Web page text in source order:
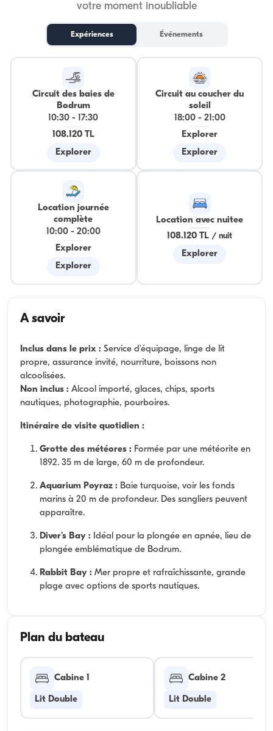
votre moment inoubliable
Expériences Événements
Circuit des baies de
Bodrum
10:30 -
17:30
108.120 TL
Explorer
Circuit au coucher du
soleil
18:00- 21:00
Explorer
Explorer
Location journée
complète
10:00- 20:00
Explorer
Explorer
Location avec nuitee
108.120 TL /nuit
Explorer
A savoir
Inclus dans le prix : Service d'équipage, linge de lit
propre, assurance invité, nourriture, boissons non
alcoolisées.
Non inclus : Alcool importé, glaces, chips, sports
nautiques, photographie, pourboires.
Itinéraire de visite quotidien :
Grotte des météores : Formée par une météorite en
1892. 35 m de large, 60 m de profondeur.
Aquarium Poyraz : Baie turquoise, voir les fonds
marins à 20 m de profondeur. Des sangliers peuvent
apparaître.
Diver's Bay : Idéal pour la plongée en apnée, lieu de
plongée emblématique de Bodrum.
Rabbit Bay : Mer propre et rafraîchissante, grande
plage avec options de sports nautiques.
Plan du bateau
Cabine 1
Lit Double
Cabine 2
Lit Double